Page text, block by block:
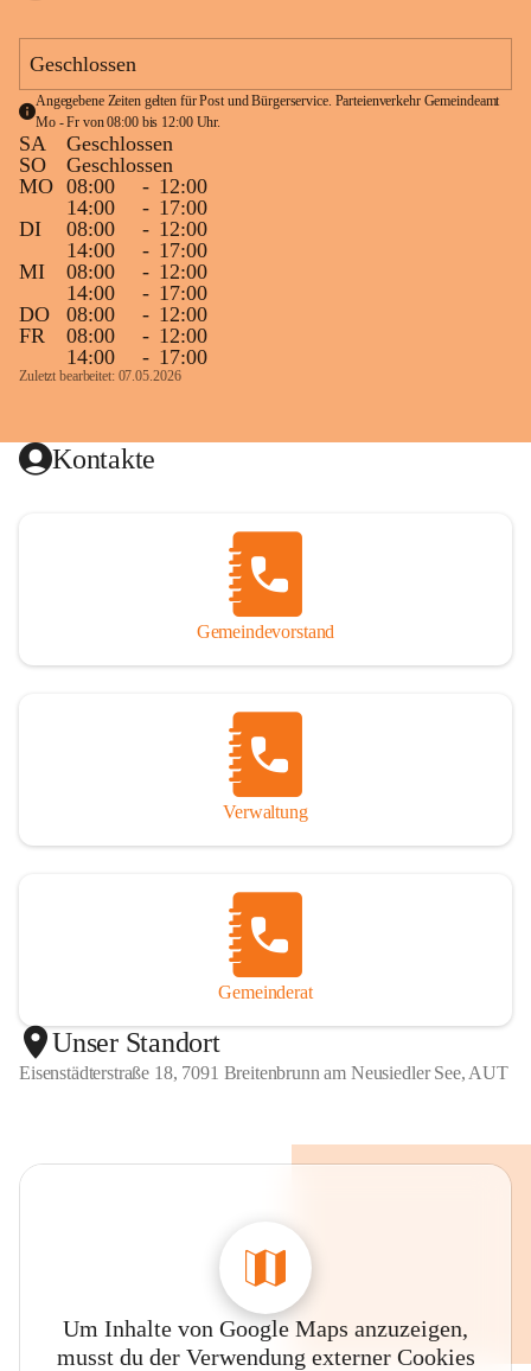
Geschlossen
Angegebene Zeiten gelten für Post und Bürgerservice. Parteienverkehr Gemeindeamt
Mo - Fr von 08:00 bis 12:00 Uhr.
SA
Geschlossen
SO
Geschlossen
MO 08:00 - 12:00
14:00
- 17:00
DI
08:00 - 12:00
14:00
- 17:00
MI
08:00 - 12:00
14:00
- 17:00
DO
08:00 - 12:00
FR
08:00 - 12:00
14:00
- 17:00
Zuletzt bearbeitet: 07.05.2026
Kontakte
Gemeindevorstand
Verwaltung
Gemeinderat
Unser Standort
Eisenstädterstraße 18, 7091 Breitenbrunn am Neusiedler See, AUT
Um Inhalte von Google Maps anzuzeigen,
musst du der Verwendung externer Cookies